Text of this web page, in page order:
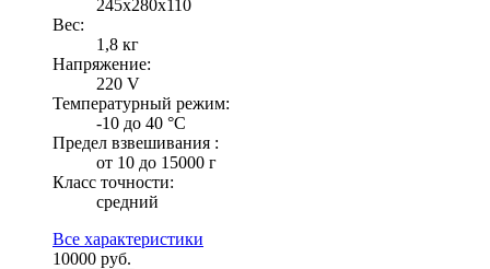
245х280х110
Вес:
1,8 кг
Напряжение:
220 V
Температурный режим:
-10 до 40 °С
Предел взвешивания :
от 10 до 15000 г
Класс точности:
средний
Все характеристики
10000 руб.